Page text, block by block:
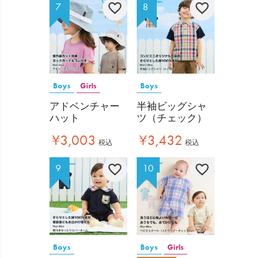
アドベンチャー
ハット
Boys Girls
¥3,003 税込
半袖ビッグシャ
ツ（チェック）
Boys
¥3,432 税込
Boys Boys Girls